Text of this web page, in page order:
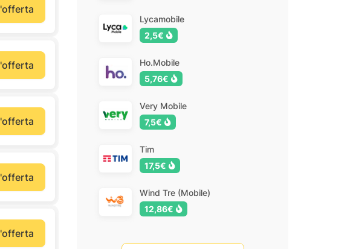
Lycamobile
2,5€
Ho.Mobile
5,76€
Very Mobile
7,5€
Tim
17,5€
Wind Tre (Mobile)
12,86€